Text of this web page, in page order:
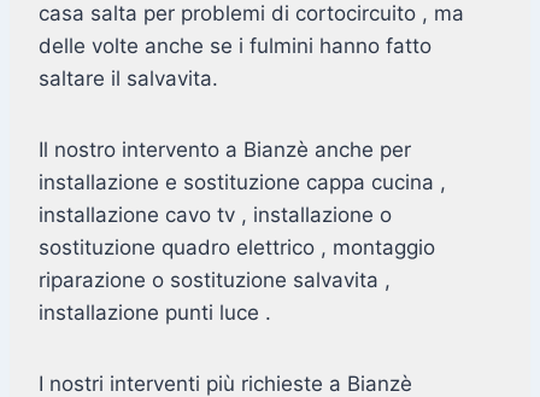
casa salta per problemi di cortocircuito , ma
delle volte anche se i fulmini hanno fatto
saltare il salvavita.
Il nostro intervento a Bianzè anche per
installazione e sostituzione cappa cucina ,
installazione cavo tv , installazione o
sostituzione quadro elettrico , montaggio
riparazione o sostituzione salvavita ,
installazione punti luce .
I nostri interventi più richieste a Bianzè